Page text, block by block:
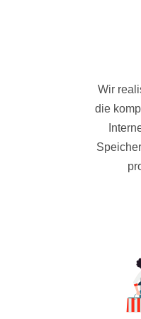
Wir
die